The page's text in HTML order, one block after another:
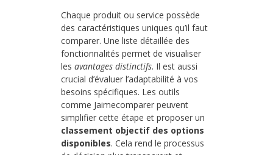
Chaque produit ou service possède
des caractéristiques uniques qu’il faut
comparer. Une liste détaillée des
fonctionnalités permet de visualiser
les avantages distinctifs. Il est aussi
crucial d’évaluer l’adaptabilité à vos
besoins spécifiques. Les outils
comme Jaimecomparer peuvent
simplifier cette étape et proposer un
classement objectif des options
disponibles. Cela rend le processus